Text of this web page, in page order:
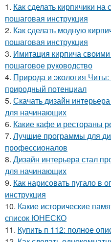
1. Как сделать кирпичики на
пошаговая инструкция
2. Как сделать модную
пошаговая инструкция
3. Имитация кирпича
пошаговое руководство
4. Природа и экология Читы:
природный потенциал
5. Скачать дизайн
для начинающих
6. Какие кафе и рестораны
7. Лучшие программы для
профессионалов
8. Дизайн интерьера стал
для начинающих
9. Как нарисовать пугало в
инструкция
10. Какие исторические
список ЮНЕСКО
11. Купить п 112: полное